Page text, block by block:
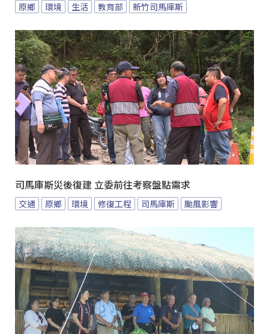
原鄉 環境 生活 教育部 新竹司馬庫斯
司馬庫斯災後復建 立委前往考察盤點需求
交通 原鄉 環境 修復工程 司馬庫斯 颱風影響